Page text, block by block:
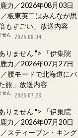
力／2026年08月03日
板東英二はみんなが思
もすごい」放送内容
せん 2026.08.04
りません ">
「伊集院
力／2026年07月27日
腰モードで北海道にバ
旅」放送内容
せん 2026.07.28
りません ">
「伊集院
力／2026年07月20日
スティーブン・キング